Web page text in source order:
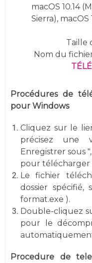
macOS 10.14
Sierra), macOS
Taille
Nom du
Procédures de
pour Windows
Cliquez sur le
précisez une
Enregistrer sous
pour télécharger
Le fichier
dossier spécifié,
format.exe ).
Double-cliquez
pour le
Procedure de